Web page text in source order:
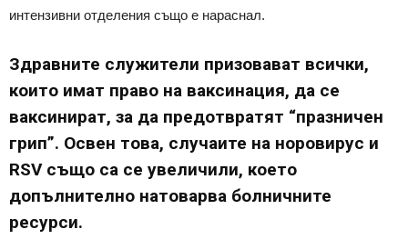
интензивни отделения също е нараснал.
Здравните служители призовават всички,
които имат право на ваксинация, да се
ваксинират, за да предотвратят “празничен
грип”. Освен това, случаите на норовирус и
RSV също са се увеличили, което
допълнително натоварва болничните
ресурси.